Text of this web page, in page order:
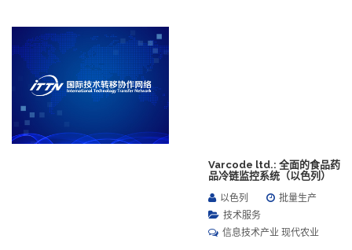
Varcode ltd.: 全面的食品药
品冷链监控系统（以色列）
以色列
批量生产
技术服务
信息技术产业 现代农业